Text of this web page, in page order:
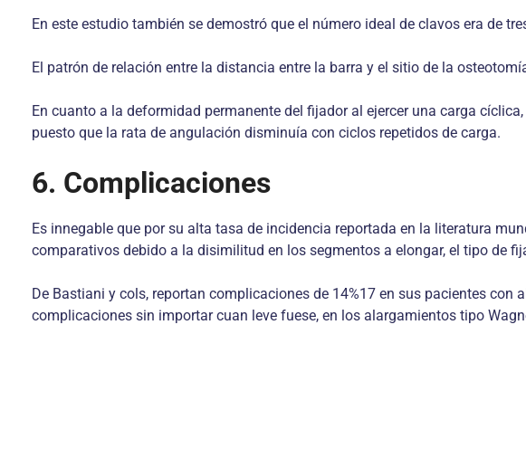
En este estudio también se demostró que el número ideal de clavos era de
El patrón de relación entre la distancia entre la barra y el sitio de la
En cuanto a la deformidad permanente del fijador al ejercer una carga
puesto que la rata de angulación disminuía con ciclos repetidos de carga.
6. Complicaciones
Es innegable que por su alta tasa de incidencia reportada en la literatura
comparativos debido a la disimilitud en los segmentos a elongar, el tipo de
De Bastiani y cols, reportan complicaciones de 14%17 en sus pacientes
complicaciones sin importar cuan leve fuese, en los alargamientos tipo